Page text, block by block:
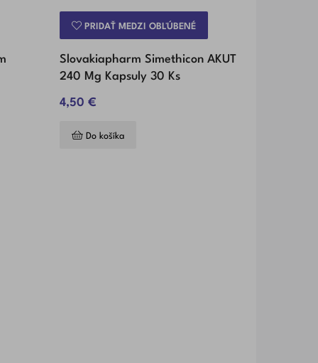
PRIDAŤ MEDZI OBĽÚBENÉ
Slovakiapharm Simethicon AKUT
240 Mg Kapsuly 30 Ks
4,50 €
Do košíka